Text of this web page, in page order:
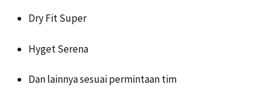
Dry Fit Super
Hyget Serena
Dan lainnya sesuai permintaan tim